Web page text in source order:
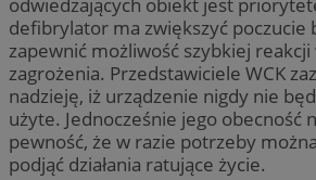
odwiedzających obiekt jest
defibrylator ma zwiększyć poczucie
zapewnić możliwość szybkiej reakcji
zagrożenia. Przedstawiciele WCK
nadzieję, iż urządzenie nigdy nie
użyte. Jednocześnie jego obecność
pewność, że w razie potrzeby
podjąć działania ratujące życie.